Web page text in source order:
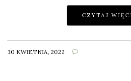
CZYTAJ
30 KWIETNIA, 2022